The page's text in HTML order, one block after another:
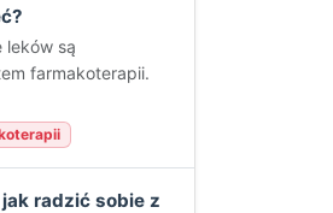
leków są
farmakoterapii.
radzić sobie z